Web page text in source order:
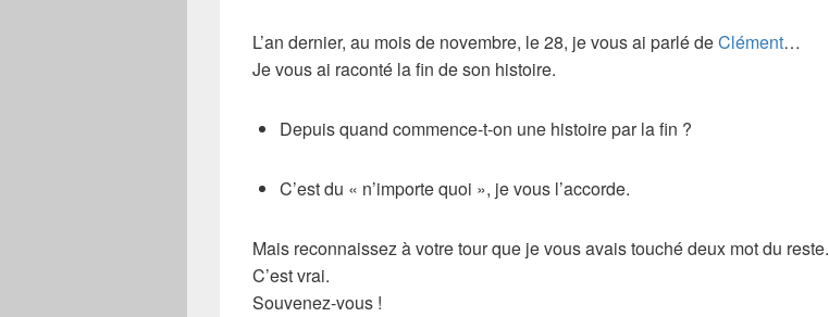
L’an dernier, au mois de novembre, le 28, je vous ai parlé deClément…
Je vous ai raconté la fin de son histoire.
Depuis quand commence-t-on une histoire par la fin ?
C’est du « n’importe quoi », je vous l’accorde.
Mais reconnaissez à votre tour que je vous avais touché deux mot du reste.
C’est vrai.
Souvenez-vous !